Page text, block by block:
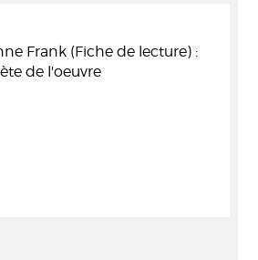
Frank (Fiche de lecture) :
de l'oeuvre